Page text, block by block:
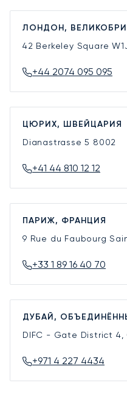
ЛОНДОН,
42 Berkeley Square
+44 2074 095 095
ЦЮРИХ, ШВЕЙЦАРИЯ
Dianastrasse 5 8002
+41 44 810 12 12
ПАРИЖ, ФРАНЦИЯ
9 Rue du Faubourg
+33 1 89 16 40 70
ДУБАЙ,
DIFC - Gate District 4,
+971 4 227 4434